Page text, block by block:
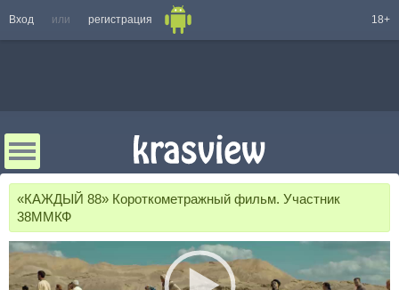
Вход или регистрация 18+
«КАЖДЫЙ 88» Короткометражный фильм. Участник
38ММКФ